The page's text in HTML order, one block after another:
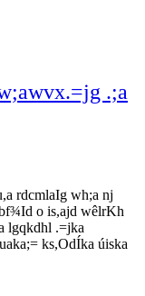
.;a
rdcmlaIg wh;a nj
o is,ajd wêlrKh
lgqkdhl .=jka
ks,OdÍka úiska